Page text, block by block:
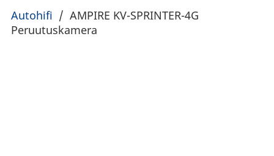
Autohifi / AMPIRE KV-SPRINTER-4G
Peruutuskamera